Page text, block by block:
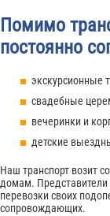
Помимо
постоянно
экскурсионные
свадебные
вечеринки и
детские
Наш транспорт возит
домам. Представители
перевозки своих
сопровождающих.